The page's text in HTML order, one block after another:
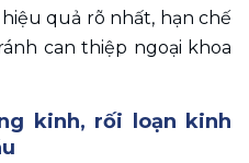
quả rõ nhất, hạn chế
can thiệp ngoại khoa
kinh, rối loạn kinh